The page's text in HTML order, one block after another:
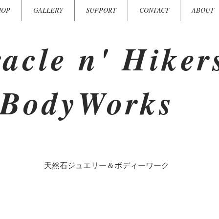
GALLERY SUPPORT CONTACT ABOUT
​天然石ジュエリー＆ボディーワーク
n'